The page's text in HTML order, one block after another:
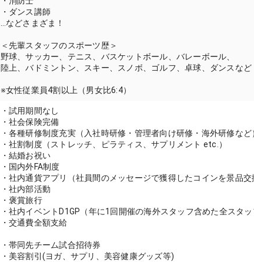
・ダンス講師
…などさまざま！
＜先輩スタッフのスポーツ歴＞
野球、サッカー、テニス、バスケットボール、バレーボール、
陸上、バドミントン、スキー、スノボ、ゴルフ、卓球、ダンスなど
※女性従業員4割以上（男女比6:4）
・試用期間なし
・社会保険完備
・各種研修制度充実（入社時研修・管理者向け研修・海外研修など
・社割制度（ストレッチ、ピラティス、サプリメント etc.）
・結婚お祝い
・国内外FA制度
・社内通貨アプリ（社員間のメッセージで獲得したコインを景品交
・社内部活動
・褒賞旅行
・社内イベントD1GP（年に1回開催の海外スタッフ含めた全スタッ
・交通費全額支給
・帯同先チーム試合招待券
・美容割引(ヨガ、サプリ、美容健康グッズ等)